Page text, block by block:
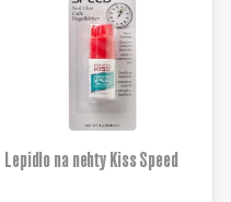
Lepidlo na nehty Kiss Speed